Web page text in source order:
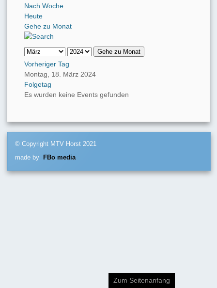
Nach Woche
Heute
Gehe zu Monat
Gehe zu Monat
Vorheriger Tag
Montag, 18. März 2024
Folgetag
Es wurden keine Events gefunden
© Copyright MTV Horst 2021
made by
FBo media
Zum Seitenanfang